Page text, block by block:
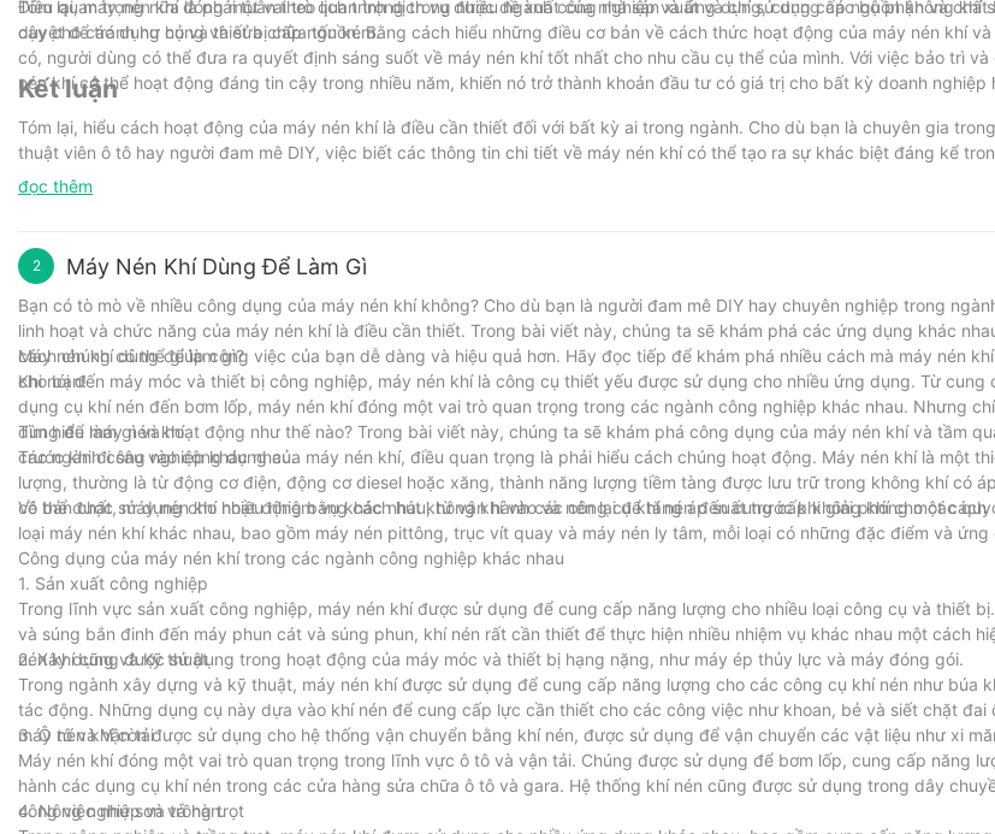
Điều quan trọng nữa là phải tuân theo lịch trình dịch vụ được đề xuất của nhà sản xuất và chỉ sử dụng các bộ phận và
duyệt để tránh hư hỏng và sửa chữa tốn kém.
Tóm lại, máy nén khí đóng một vai trò quan trọng trong nhiều ngành công nghiệp và ứng dụng, cung cấp nguồn không khí
cậy cho các dụng cụ và thiết bị cấp nguồn. Bằng cách hiểu những điều cơ bản về cách thức hoạt động của máy nén khí và
có, người dùng có thể đưa ra quyết định sáng suốt về máy nén khí tốt nhất cho nhu cầu cụ thể của mình. Với việc bảo trì
nén khí có thể hoạt động đáng tin cậy trong nhiều năm, khiến nó trở thành khoản đầu tư có giá trị cho bất kỳ doanh nghiệp
Kết luận
Tóm lại, hiểu cách hoạt động của máy nén khí là điều cần thiết đối với bất kỳ ai trong ngành. Cho dù bạn là chuyên gia
thuật viên ô tô hay người đam mê DIY, việc biết các thông tin chi tiết về máy nén khí có thể tạo ra sự khác biệt đáng kể
30 năm kinh nghiệm trong ngành, công ty chúng tôi có chuyên môn và kiến ​​thức để hướng dẫn bạn lựa chọn máy nén khí
thể của bạn. Chúng tôi ở đây để cung cấp cho bạn những sản phẩm và hỗ trợ tốt nhất để đảm bảo rằng bạn có đủ sức
sẵn lòng trợ giúp.
đọc thêm
2 Máy Nén Khí Dùng Để Làm Gì
Bạn có tò mò về nhiều công dụng của máy nén khí không? Cho dù bạn là người đam mê DIY hay chuyên nghiệp trong
linh hoạt và chức năng của máy nén khí là điều cần thiết. Trong bài viết này, chúng ta sẽ khám phá các ứng dụng khác
cách chúng có thể giúp công việc của bạn dễ dàng và hiệu quả hơn. Hãy đọc tiếp để khám phá nhiều cách mà máy nén
cho bạn!
Máy nén khí dùng để làm gì?
Khi nói đến máy móc và thiết bị công nghiệp, máy nén khí là công cụ thiết yếu được sử dụng cho nhiều ứng dụng. Từ cung
dụng cụ khí nén đến bơm lốp, máy nén khí đóng một vai trò quan trọng trong các ngành công nghiệp khác nhau. Nhưng
dùng để làm gì và hoạt động như thế nào? Trong bài viết này, chúng ta sẽ khám phá công dụng của máy nén khí và tầm
các ngành công nghiệp khác nhau.
Tìm hiểu máy nén khí
Trước khi đi sâu vào công dụng của máy nén khí, điều quan trọng là phải hiểu cách chúng hoạt động. Máy nén khí là một
lượng, thường là từ động cơ điện, động cơ diesel hoặc xăng, thành năng lượng tiềm tàng được lưu trữ trong không khí có áp
có thể được sử dụng cho nhiều nhiệm vụ khác nhau, từ vận hành các công cụ khí nén đến cung cấp không khí cho các
Về bản chất, máy nén khí hoạt động bằng cách hút không khí vào và nén lại để tăng áp suất trước khi giải phóng một cách
loại máy nén khí khác nhau, bao gồm máy nén pittông, trục vít quay và máy nén ly tâm, mỗi loại có những đặc điểm và ứng
Công dụng của máy nén khí trong các ngành công nghiệp khác nhau
1. Sản xuất công nghiệp
Trong lĩnh vực sản xuất công nghiệp, máy nén khí được sử dụng để cung cấp năng lượng cho nhiều loại công cụ và thiết
và súng bắn đinh đến máy phun cát và súng phun, khí nén rất cần thiết để thực hiện nhiều nhiệm vụ khác nhau một cách
nén khí cũng được sử dụng trong hoạt động của máy móc và thiết bị hạng nặng, như máy ép thủy lực và máy đóng gói.
2. Xây dựng và Kỹ thuật
Trong ngành xây dựng và kỹ thuật, máy nén khí được sử dụng để cung cấp năng lượng cho các công cụ khí nén như búa
tác động. Những dụng cụ này dựa vào khí nén để cung cấp lực cần thiết cho các công việc như khoan, bẻ và siết chặt đai
máy nén khí còn được sử dụng cho hệ thống vận chuyển bằng khí nén, được sử dụng để vận chuyển các vật liệu như xi
3. Ô tô và Vận tải
Máy nén khí đóng một vai trò quan trọng trong lĩnh vực ô tô và vận tải. Chúng được sử dụng để bơm lốp, cung cấp năng
hành các dụng cụ khí nén trong các cửa hàng sửa chữa ô tô và gara. Hệ thống khí nén cũng được sử dụng trong dây
công việc như sơn và hàn.
4. Nông nghiệp và trồng trọt